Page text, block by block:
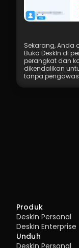
Sekarang, Anda
Buka DeskIn di
perangkat dan
dikendalikan
tanpa
Produk
DeskIn Personal
DeskIn Enterprise
Unduh